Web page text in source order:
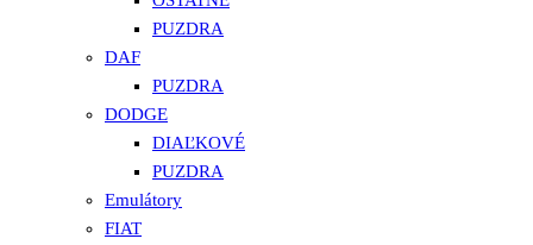
PUZDRA
DAF
PUZDRA
DODGE
DIAĽKOVÉ
PUZDRA
Emulátory
FIAT